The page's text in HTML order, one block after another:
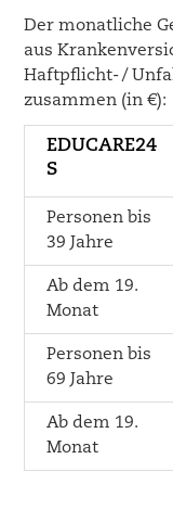
Der monatliche
aus
Haftpflicht- /
zusammen (in €):
EDUCARE24
S
Personen bis
39 Jahre
Ab dem 19.
Monat
Personen bis
69 Jahre
Ab dem 19.
Monat